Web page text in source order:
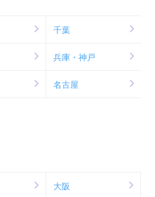
千葉
兵庫・神戸
名古屋
大阪